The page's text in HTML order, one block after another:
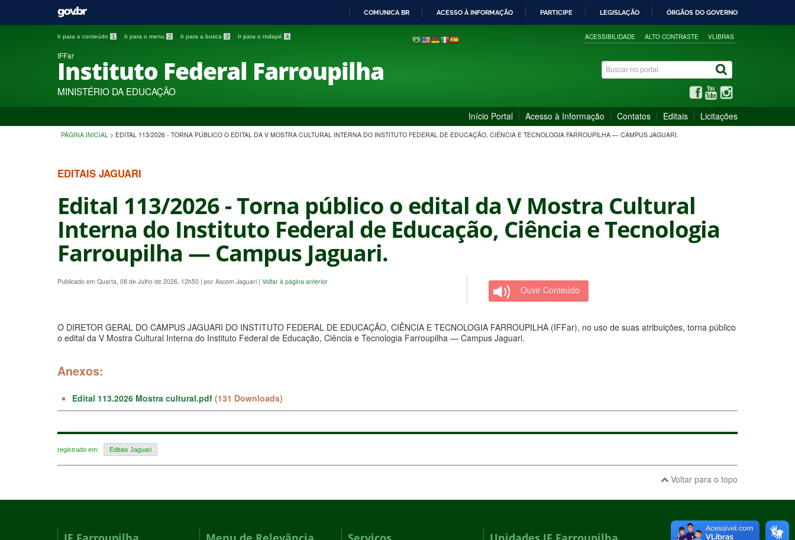
PARA
COMUNICA BR ACESSO À INFORMAÇÃO PARTICIPE LEGISLAÇÃO ÓRGÃOS DO GOVERNO
Ir para o conteúdo 1 Ir para o menu 2 Ir para a busca 3 Ir para o rodapé 4 ACESSIBILIDADE ALTO CONTRASTE VLIBRAS
IFFar
Instituto Federal Farroupilha
MINISTÉRIO DA EDUCAÇÃO
Início Portal Acesso à Informação Contatos Editais Licitações
PÁGINA INICIAL > EDITAL 113/2026 - TORNA PÚBLICO O EDITAL DA V MOSTRA CULTURAL INTERNA DO INSTITUTO FEDERAL DE EDUCAÇÃO, CIÊNCIA E TECNOLOGIA FARROUPILHA — CAMPUS JAGUARI.
EDITAIS JAGUARI
Edital 113/2026 - Torna público o edital da V Mostra Cultural
Interna do Instituto Federal de Educação, Ciência e Tecnologia
Farroupilha — Campus Jaguari.
Publicado em Quarta, 08 de Julho de 2026, 12h50 | por Ascom Jaguari | Voltar à página anterior
Ouvir Conteúdo
O DIRETOR GERAL DO CAMPUS JAGUARI DO INSTITUTO FEDERAL DE EDUCAÇÃO, CIÊNCIA E TECNOLOGIA FARROUPILHA (IFFar), no uso de suas atribuições, torna público
o edital da V Mostra Cultural Interna do Instituto Federal de Educação, Ciência e Tecnologia Farroupilha — Campus Jaguari.
Anexos:
Edital 113.2026 Mostra cultural.pdf (131 Downloads)
registrado em: Editais Jaguari
Voltar para o topo